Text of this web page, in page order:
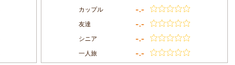
カップル -.-
友達 -.-
シニア -.-
一人旅 -.-